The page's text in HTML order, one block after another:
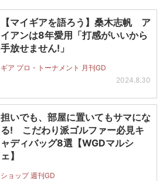
【マイギアを語ろう】桑木志帆 ア
イアンは8年愛用「打感がいいから
手放せません!」
ギア プロ・トーナメント 月刊GD
2024.8.30
担いでも、部屋に置いてもサマにな
る! こだわり派ゴルファー必見キ
ャディバッグ8選【WGDマルシ
ェ】
ショップ 週刊GD